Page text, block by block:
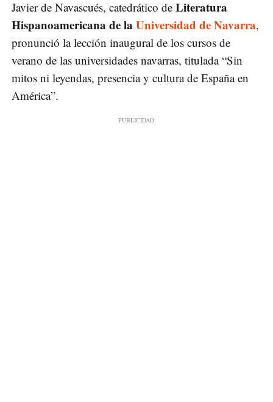
Javier de Navascués, catedrático de Literatura
Hispanoamericana de la Universidad de Navarra,
pronunció la lección inaugural de los cursos de
verano de las universidades navarras, titulada “Sin
mitos ni leyendas, presencia y cultura de España en
América”.